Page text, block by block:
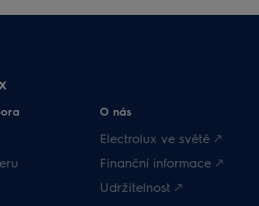
O nás
Electrolux ve světě 🡕
Finanční informace 🡕
Udržitelnost 🡕